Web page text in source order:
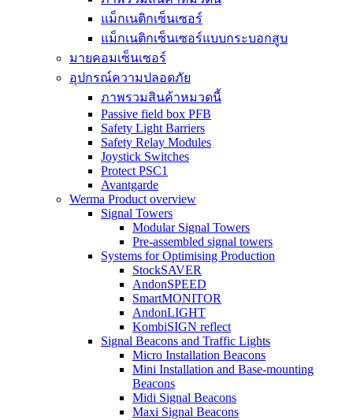
แม็กเนติกเซ็นเซอร์
แม็กเนติกเซ็นเซอร์แบบกระบอกสูบ
มายคอมเซ็นเซอร์
อุปกรณ์ความปลอดภัย
ภาพรวมสินค้าหมวดนี้
Passive field box PFB
Safety Light Barriers
Safety Relay Modules
Joystick Switches
Protect PSC1
Avantgarde
Werma Product overview
Signal Towers
Modular Signal Towers
Pre-assembled signal towers
Systems for Optimising Production
StockSAVER
AndonSPEED
SmartMONITOR
AndonLIGHT
KombiSIGN reflect
Signal Beacons and Traffic Lights
Micro Installation Beacons
Mini Installation and Base-mounting
Beacons
Midi Signal Beacons
Maxi Signal Beacons